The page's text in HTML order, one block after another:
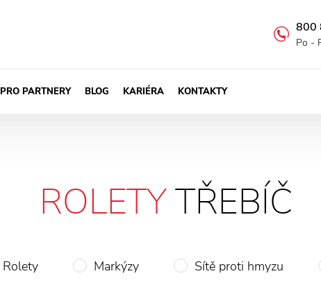
800
Po -
PRO PARTNERY BLOG KARIÉRA KONTAKTY
ROLETYTŘEBÍČ
Rolety Markýzy Sítě proti hmyzu